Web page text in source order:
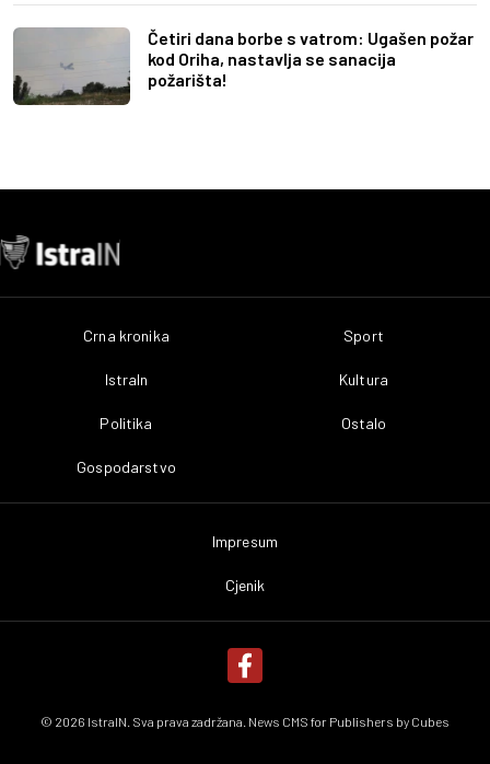
Četiri dana borbe s vatrom: Ugašen požar
kod Oriha, nastavlja se sanacija
požarišta!
Crna kronika
IstraIn
Politika
Gospodarstvo
Sport
Kultura
Ostalo
Impresum
Cjenik
© 2026 IstraIN. Sva prava zadržana. News CMS for Publishers by Cubes